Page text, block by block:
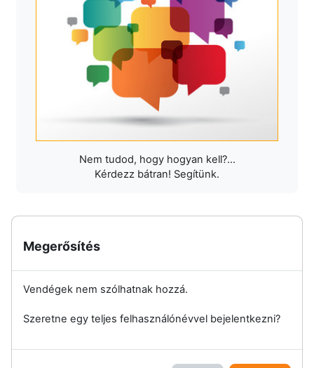
Nem tudod, hogy hogyan kell?...
Kérdezz bátran! Segítünk.
Megerősítés
Vendégek nem szólhatnak hozzá.
Szeretne egy teljes felhasználónévvel bejelentkezni?